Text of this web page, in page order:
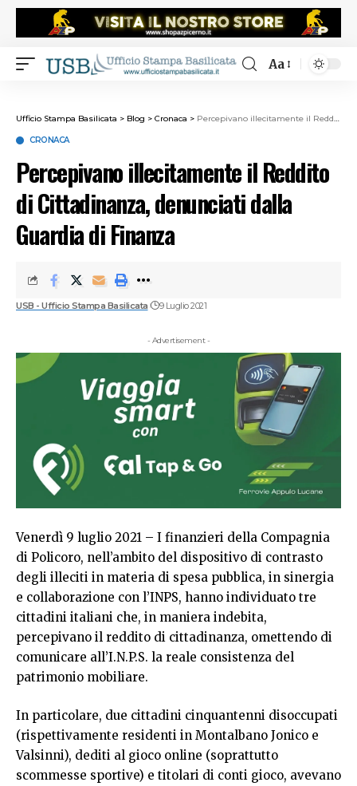
Aa
Ufficio Stampa Basilicata > Blog > Cronaca > Percepivano illecitamente il Reddito di Cittadinanza, denunciati dalla Guardia di Finanza
CRONACA
Percepivano illecitamente il Reddito
di Cittadinanza, denunciati dalla
Guardia di Finanza
USB - Ufficio Stampa Basilicata 9 Luglio 2021
- Advertisement -
Venerdì 9 luglio 2021 – I finanzieri della Compagnia
di Policoro, nell’ambito del dispositivo di contrasto
degli illeciti in materia di spesa pubblica, in sinergia
e collaborazione con l’INPS, hanno individuato tre
cittadini italiani che, in maniera indebita,
percepivano il reddito di cittadinanza, omettendo di
comunicare all’I.N.P.S. la reale consistenza del
patrimonio mobiliare.
In particolare, due cittadini cinquantenni disoccupati
(rispettivamente residenti in Montalbano Jonico e
Valsinni), dediti al gioco online (soprattutto
scommesse sportive) e titolari di conti gioco, avevano